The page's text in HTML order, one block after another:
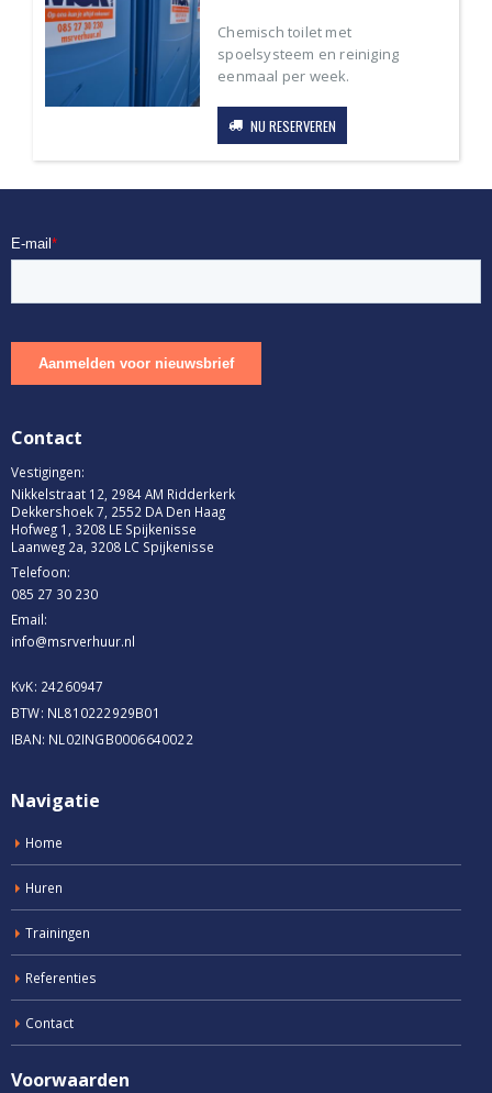
Chemisch toilet met
spoelsysteem en reiniging
eenmaal per week.
NU RESERVEREN
Contact
Vestigingen:
Nikkelstraat 12, 2984 AM Ridderkerk
Dekkershoek 7, 2552 DA Den Haag
Hofweg 1, 3208 LE Spijkenisse
Laanweg 2a, 3208 LC Spijkenisse
Telefoon:
085 27 30 230
Email:
info@msrverhuur.nl
KvK: 24260947
BTW: NL810222929B01
IBAN: NL02INGB0006640022
Navigatie
Home
Huren
Trainingen
Referenties
Contact
Voorwaarden